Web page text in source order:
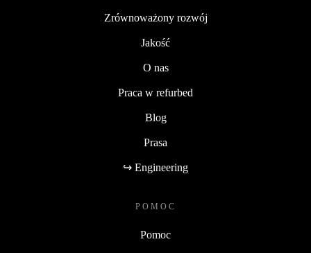
Zrównoważony rozwój
Jakość
O nas
Praca w refurbed
Blog
Prasa
↪ Engineering
POMOC
Pomoc